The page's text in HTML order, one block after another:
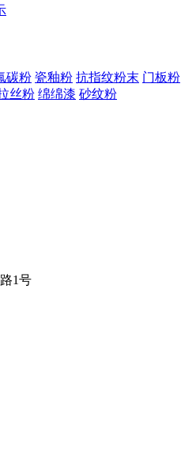
碳粉 瓷釉粉 抗指纹粉末 门板粉
丝粉 绵绵漆 砂纹粉
1号